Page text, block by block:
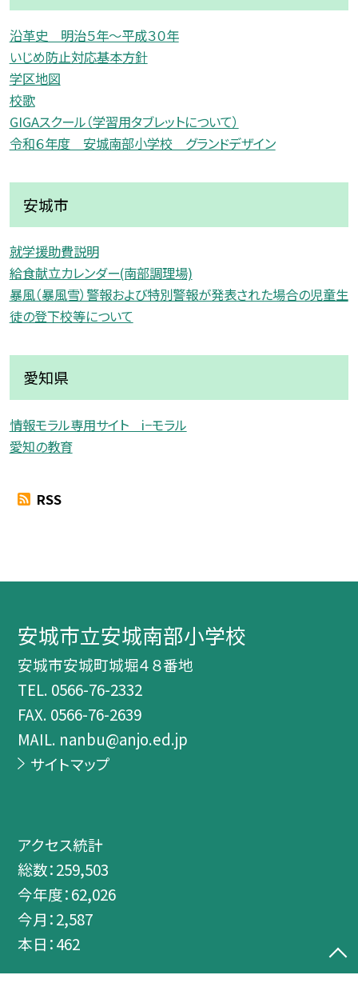
沿革史 明治５年〜平成３０年
いじめ防止対応基本方針
学区地図
校歌
GIGAスクール（学習用タブレットについて）
令和６年度 安城南部小学校 グランドデザイン
安城市
就学援助費説明
給食献立カレンダー(南部調理場)
暴風（暴風雪）警報および特別警報が発表された場合の児童生
徒の登下校等について
愛知県
情報モラル専用サイト i−モラル
愛知の教育
RSS
安城市立安城南部小学校
安城市安城町城堀４８番地
TEL. 0566-76-2332
FAX. 0566-76-2639
MAIL. nanbu@anjo.ed.jp
サイトマップ
アクセス統計
総数：259,503
今年度：62,026
今月：2,587
本日：462